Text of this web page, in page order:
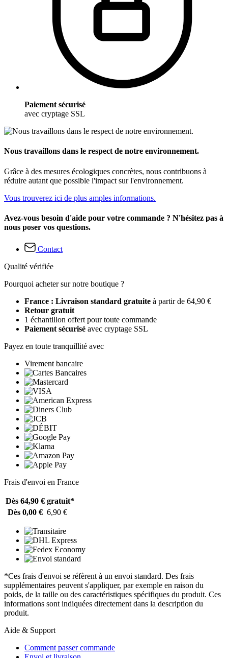
Paiement sécurisé
avec cryptage SSL
Nous travaillons dans le respect de notre environnement.
Grâce à des mesures écologiques concrètes, nous contribuons à
réduire autant que possible l'impact sur l'environnement.
Vous trouverez ici de plus amples informations.
Avez-vous besoin d'aide pour votre commande ? N'hésitez pas à
nous poser vos questions.
Contact
Qualité vérifiée
Pourquoi acheter sur notre boutique ?
France : Livraison standard gratuite à partir de 64,90 €
Retour gratuit
1 échantillon offert pour toute commande
Paiement sécurisé avec cryptage SSL
Payez en toute tranquillité avec
Virement bancaire
Frais d'envoi en France
Dès 64,90 € gratuit*
Dès 0,00 € 6,90 €
*Ces frais d'envoi se réfèrent à un envoi standard. Des frais
supplémentaires peuvent s'appliquer, par exemple en raison du
poids, de la taille ou des caractéristiques spécifiques du produit. Ces
informations sont indiquées directement dans la description du
produit.
Aide & Support
Comment passer commande